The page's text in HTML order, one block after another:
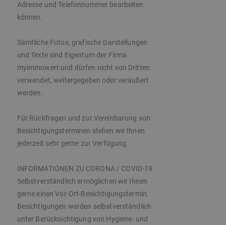
Adresse und Telefonnummer bearbeiten
können.
Sämtliche Fotos, grafische Darstellungen
und Texte sind Eigentum der Firma
myimmowert und dürfen nicht von Dritten
verwendet, weitergegeben oder veräußert
werden.
Für Rückfragen und zur Vereinbarung von
Besichtigungsterminen stehen wir Ihnen
jederzeit sehr gerne zur Verfügung.
INFORMATIONEN ZU CORONA / COVID-19
Selbstverständlich ermöglichen wir Ihnen
gerne einen Vor-Ort-Besichtigungstermin.
Besichtigungen werden selbstverständlich
unter Berücksichtigung von Hygiene- und